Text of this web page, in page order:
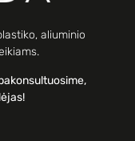
aliuminio